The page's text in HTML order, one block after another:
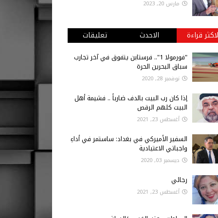
مارس 20, 2023
قراءة الاحدث تعليقات
"فورمولا 1".. فرستابن يتفوق في آخر تجارب
سباق البحرين الحرة
نوفمبر 28, 2020
إذا كان رب البيت بالدف ضارباً .. فشيمة أهل
البيت كلهم الرقص
أغسطس 23, 2021
السفير الأميركي في بغداد: ساستمر في أداءِ
واجباتي الاعتيادية
ديسمبر 03, 2020
رجائي
أغسطس 23, 2021